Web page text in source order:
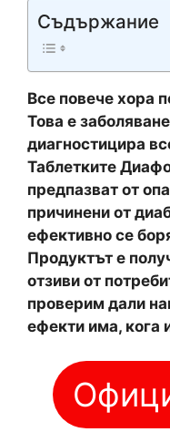
Съдържание
Все повече хора
Това е
диагностицира
Таблетките
предпазват от
причинени от
ефективно се
Продуктът е
отзиви от
проверим дали
ефекти има, кога